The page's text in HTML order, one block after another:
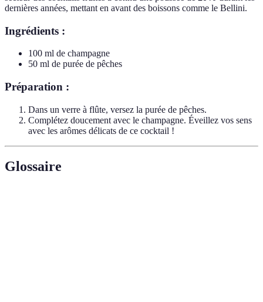
dernières années, mettant en avant des boissons comme le Bellini.
Ingrédients :
100 ml de champagne
50 ml de purée de pêches
Préparation :
Dans un verre à flûte, versez la purée de pêches.
Complétez doucement avec le champagne. Éveillez vos sens
avec les arômes délicats de ce cocktail !
Glossaire